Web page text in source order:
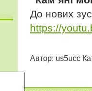
До нових
https://
Автор: us5ucc